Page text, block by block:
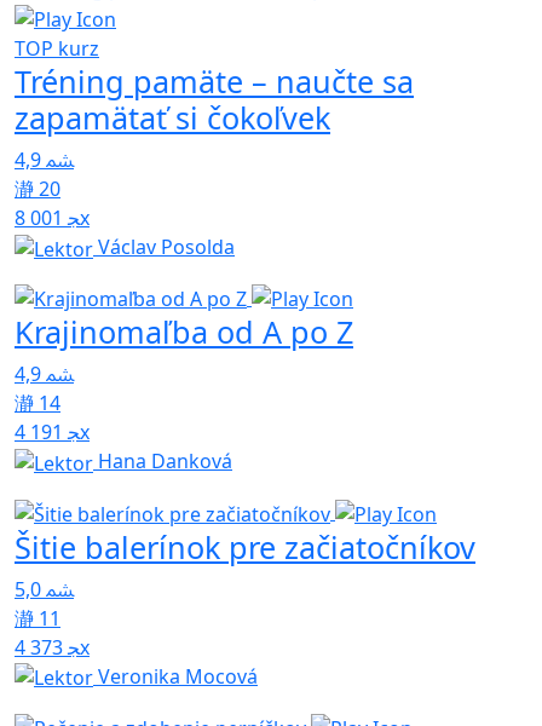
TOP kurz
Tréning pamäte – naučte sa
zapamätať si čokoľvek
4,9
20
8 001x
Václav Posolda
Krajinomaľba od A po Z
4,9
14
4 191x
Hana Danková
Šitie balerínok pre začiatočníkov
5,0
11
4 373x
Veronika Mocová